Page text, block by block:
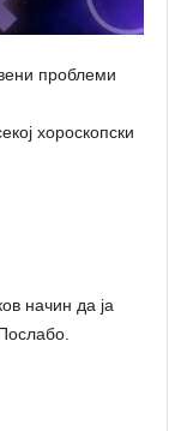
проблеми
хороскопски
начин да ја